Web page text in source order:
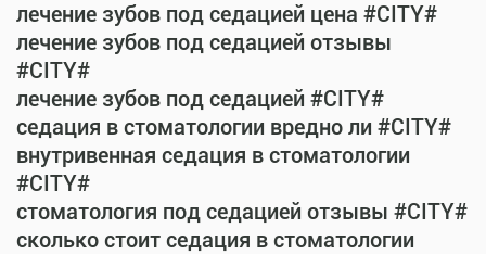
лечение зубов под седацией цена #CITY#
лечение зубов под седацией отзывы
#CITY#
лечение зубов под седацией #CITY#
седация в стоматологии вредно ли #CITY#
внутривенная седация в стоматологии
#CITY#
стоматология под седацией отзывы #CITY#
сколько стоит седация в стоматологии